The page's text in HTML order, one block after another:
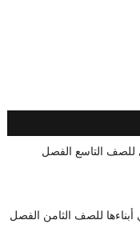
للصف التاسع الفصل
أبناءها للصف الثامن الفصل